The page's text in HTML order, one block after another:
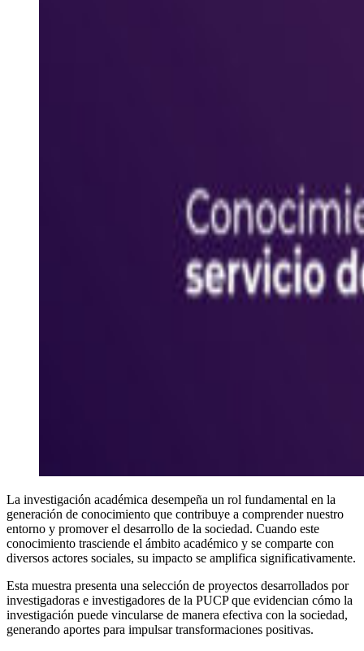
La investigación académica desempeña un rol fundamental en la
generación de conocimiento que contribuye a comprender nuestro
entorno y promover el desarrollo de la sociedad. Cuando este
conocimiento trasciende el ámbito académico y se comparte con
diversos actores sociales, su impacto se amplifica significativamente.
Esta muestra presenta una selección de proyectos desarrollados por
investigadoras e investigadores de la PUCP que evidencian cómo la
investigación puede vincularse de manera efectiva con la sociedad,
generando aportes para impulsar transformaciones positivas.